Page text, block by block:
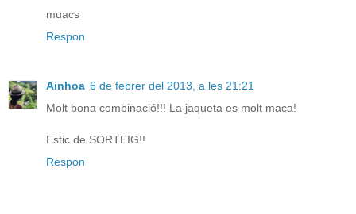
muacs
Respon
Ainhoa 6 de febrer del 2013, a les 21:21
Molt bona combinació!!! La jaqueta es molt maca!
Estic de SORTEIG!!
Respon